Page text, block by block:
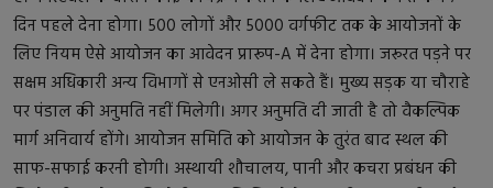
दिन पहले देना होगा। 500 लोगों और 5000 वर्गफीट तक के आयोजनों के
लिए नियम ऐसे आयोजन का आवेदन प्रारूप-A में देना होगा। जरूरत पड़ने पर
सक्षम अधिकारी अन्य विभागों से एनओसी ले सकते हैं। मुख्य सड़क या चौराहे
पर पंडाल की अनुमति नहीं मिलेगी। अगर अनुमति दी जाती है तो वैकल्पिक
मार्ग अनिवार्य होंगे। आयोजन समिति को आयोजन के तुरंत बाद स्थल की
साफ-सफाई करनी होगी। अस्थायी शौचालय, पानी और कचरा प्रबंधन की